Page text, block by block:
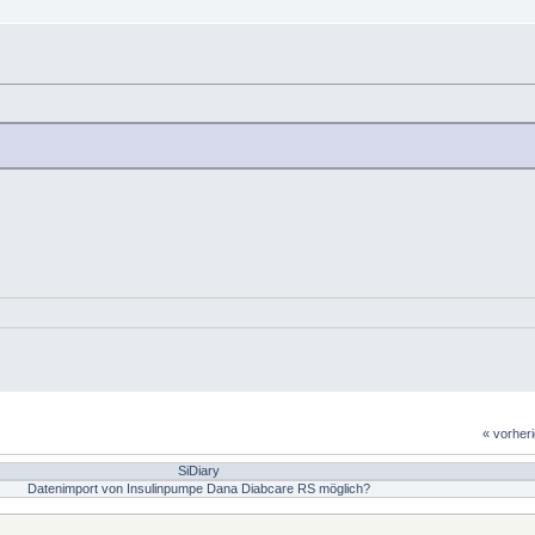
«
SiDiary
Datenimport von Insulinpumpe Dana Diabcare RS möglich?